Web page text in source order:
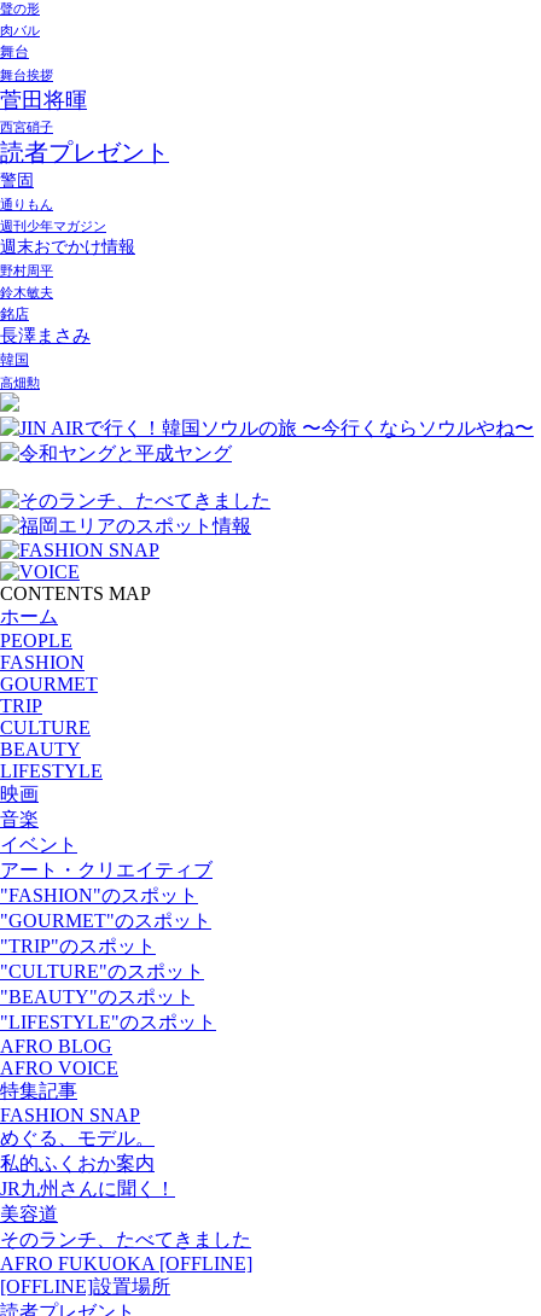
聲の形
肉バル
舞台
舞台挨拶
菅田将暉
西宮硝子
読者プレゼント
警固
通りもん
週刊少年マガジン
週末おでかけ情報
野村周平
鈴木敏夫
銘店
長澤まさみ
韓国
高畑勲
CONTENTS MAP
ホーム
PEOPLE
FASHION
GOURMET
TRIP
CULTURE
BEAUTY
LIFESTYLE
映画
音楽
イベント
アート・クリエイティブ
"FASHION"のスポット
"GOURMET"のスポット
"TRIP"のスポット
"CULTURE"のスポット
"BEAUTY"のスポット
"LIFESTYLE"のスポット
AFRO BLOG
AFRO VOICE
特集記事
FASHION SNAP
めぐる、モデル。
私的ふくおか案内
JR九州さんに聞く！
美容道
そのランチ、たべてきました
AFRO FUKUOKA [OFFLINE]
[OFFLINE]設置場所
読者プレゼント